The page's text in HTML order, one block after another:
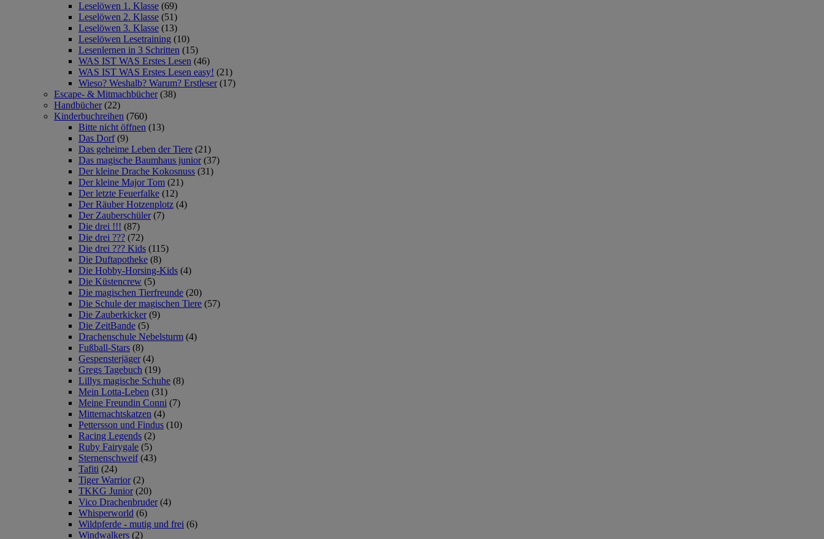
Leselöwen 1. Klasse (69)
Leselöwen 2. Klasse (51)
Leselöwen 3. Klasse (13)
Leselöwen Lesetraining (10)
Lesenlernen in 3 Schritten (15)
WAS IST WAS Erstes Lesen (46)
WAS IST WAS Erstes Lesen easy! (21)
Wieso? Weshalb? Warum? Erstleser (17)
Escape- & Mitmachbücher (38)
Handbücher (22)
Kinderbuchreihen (760)
Bitte nicht öffnen (13)
Das Dorf (9)
Das geheime Leben der Tiere (21)
Das magische Baumhaus junior (37)
Der kleine Drache Kokosnuss (31)
Der kleine Major Tom (21)
Der letzte Feuerfalke (12)
Der Räuber Hotzenplotz (4)
Der Zauberschüler (7)
Die drei !!! (87)
Die drei ??? (72)
Die drei ??? Kids (115)
Die Duftapotheke (8)
Die Hobby-Horsing-Kids (4)
Die Küstencrew (5)
Die magischen Tierfreunde (20)
Die Schule der magischen Tiere (57)
Die Zauberkicker (9)
Die ZeitBande (5)
Drachenschule Nebelsturm (4)
Fußball-Stars (8)
Gespensterjäger (4)
Gregs Tagebuch (19)
Lillys magische Schuhe (8)
Mein Lotta-Leben (31)
Meine Freundin Conni (7)
Mitternachtskatzen (4)
Pettersson und Findus (10)
Racing Legends (2)
Ruby Fairygale (5)
Sternenschweif (43)
Tafiti (24)
Tiger Warrior (2)
TKKG Junior (20)
Vico Drachenbruder (4)
Whisperworld (6)
Wildpferde - mutig und frei (6)
Windwalkers (2)